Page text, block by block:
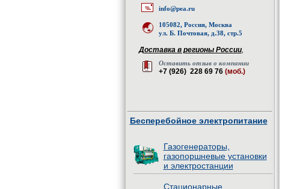
info@pea.ru
105082, Россия, Москва
ул. Б. Почтовая, д.38, стр.5
Доставка в регионы России,
Оставить отзыв о компании
+7 (926) 228 69 76 (моб.)
Бесперебойное электропитание
Газогенераторы,
газопоршневые установки
и электростанции
Стационарные